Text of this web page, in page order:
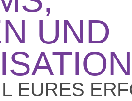
UND
EURES